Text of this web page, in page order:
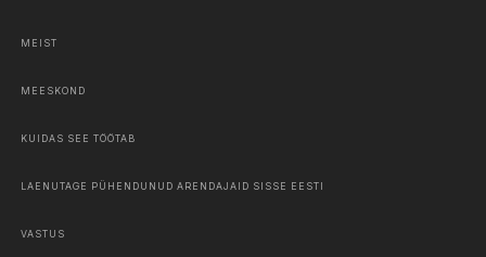
MEIST
MEESKOND
KUIDAS SEE TÖÖTAB
LAENUTAGE PÜHENDUNUD ARENDAJAID SISSE EESTI
VASTUS